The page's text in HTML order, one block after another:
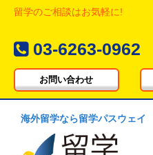
留学のご相談はお気軽に!
03-6263-0962
お問い合わせ
海外留学なら留学パスウェイ